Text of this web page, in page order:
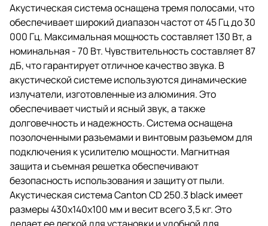
Акустическая система оснащена тремя полосами, что
обеспечивает широкий диапазон частот от 45 Гц до 30
000 Гц. Максимальная мощность составляет 130 Вт, а
номинальная - 70 Вт. Чувствительность составляет 87
дБ, что гарантирует отличное качество звука. В
акустической системе используются динамические
излучатели, изготовленные из алюминия. Это
обеспечивает чистый и ясный звук, а также
долговечность и надежность. Система оснащена
позолоченными разъемами и винтовым разъемом для
подключения к усилителю мощности. Магнитная
защита и съемная решетка обеспечивают
безопасность использования и защиту от пыли.
Акустическая система Canton CD 250.3 black имеет
размеры 430x140x100 мм и весит всего 3,5 кг. Это